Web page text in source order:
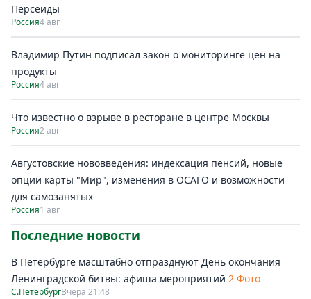
Персеиды
Россия4 авг
Владимир Путин подписал закон о мониторинге цен на
продукты
Россия4 авг
Что известно о взрыве в ресторане в центре Москвы
Россия2 авг
Августовские нововведения: индексация пенсий, новые
опции карты "Мир", изменения в ОСАГО и возможности
для самозанятых
Россия1 авг
Последние новости
В Петербурге масштабно отпразднуют День окончания
Ленинградской битвы: афиша мероприятий 2 Фото
С.ПетербургВчера 21:48